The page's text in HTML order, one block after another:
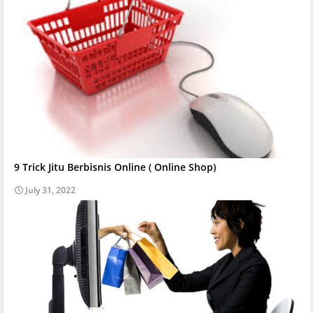
9 Trick Jitu Berbisnis Online ( Online Shop)
July 31, 2022